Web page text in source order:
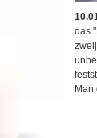
das
Man